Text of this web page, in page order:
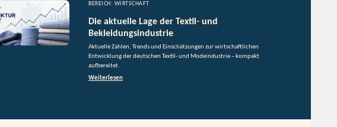
BEREICH: WIRTSCHAFT
Die aktuelle Lage der Textil- und
Bekleidungsindustrie
Aktuelle Zahlen, Trends und Einschätzungen zur wirtschaftlichen
Entwicklung der deutschen Textil- und Modeindustrie – kompakt
aufbereitet.
Weiterlesen